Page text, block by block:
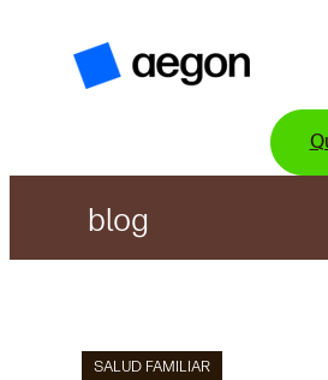
contenido
blog
SALUD FAMILIAR